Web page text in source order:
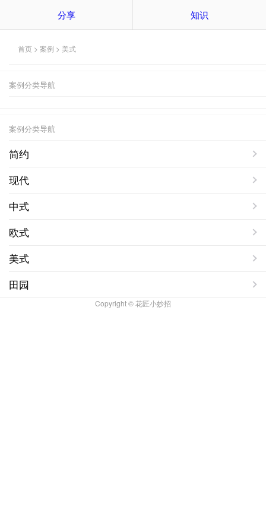
分享 知识
首页 > 案例 > 美式
案例分类导航
案例分类导航
简约
现代
中式
欧式
美式
田园
Copyright © 花匠小妙招